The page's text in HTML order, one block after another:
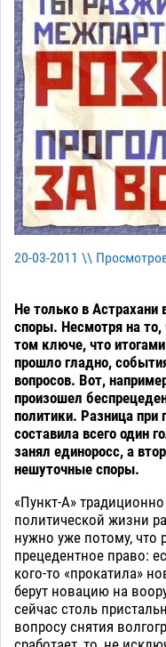
20-03-2011 \\
Не только в
споры. Несмотря на
том ключе, что
прошло гладно,
вопросов. Вот,
произошел
политики. Разница при
составила всего один
занял единоросс, а
нешуточные споры.
«Пункт-А»
политической жизни
нужно уже потому, что
прецедентное право:
кого-то «прокатила»
берут новацию на
сейчас столь
вопросу снятия